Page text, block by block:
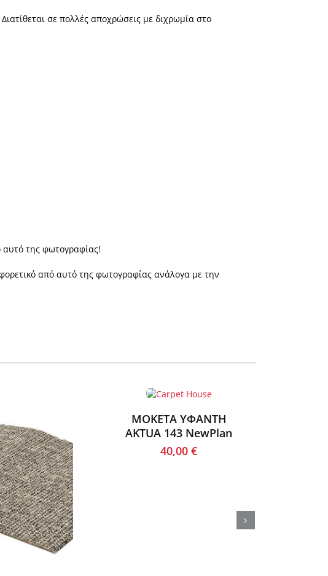
σε πολλές αποχρώσεις με διχρωμία στο
της φωτογραφίας!
από αυτό της φωτογραφίας ανάλογα με την
ΜΟΚΕΤΑ ΥΦΑΝΤΗ
AKTUA 143 NewPlan
40,00 €